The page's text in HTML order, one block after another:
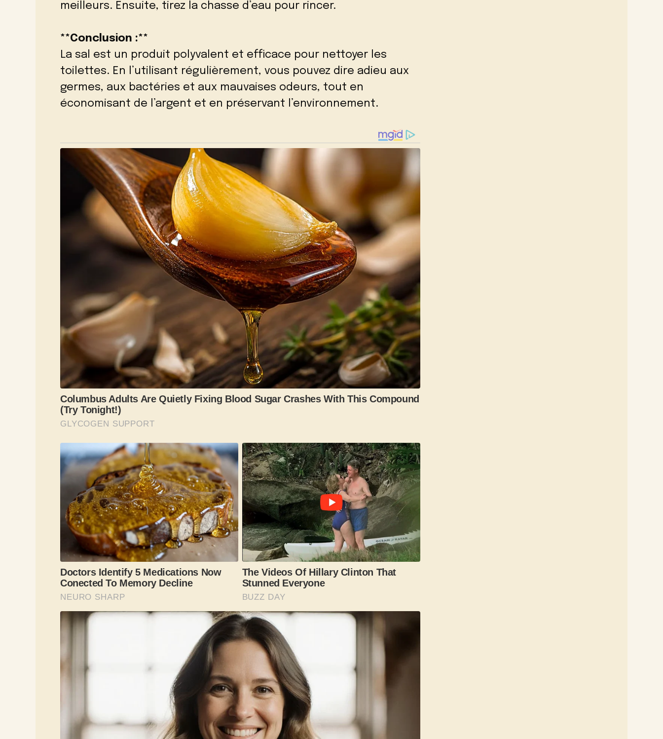
meilleurs. Ensuite, tirez la chasse d’eau pour rincer.
**Conclusion :**
La sal est un produit polyvalent et efficace pour nettoyer les
toilettes. En l’utilisant régulièrement, vous pouvez dire adieu aux
germes, aux bactéries et aux mauvaises odeurs, tout en
économisant de l’argent et en préservant l’environnement.